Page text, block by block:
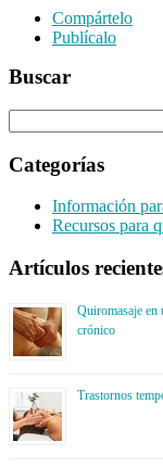
Compártelo
Publícalo
Buscar
Categorías
Información
Recursos para
Artículos
Quiromasaje
crónico
Trastornos